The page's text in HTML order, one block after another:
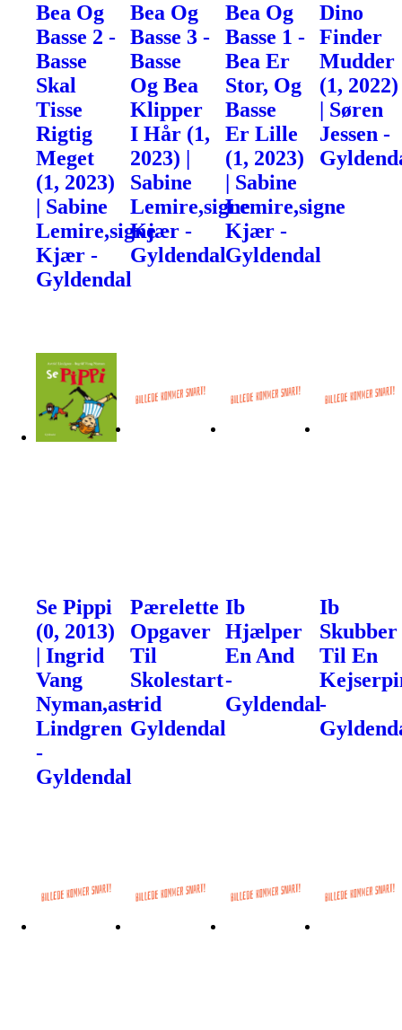
Bea Og
Basse 2 -
Basse
Skal
Tisse
Rigtig
Meget
(1, 2023)
| Sabine
Lemire,signe
Kjær -
Gyldendal
Bea Og
Basse 3 -
Basse
Og Bea
Klipper
I Hår (1,
2023) |
Sabine
Lemire,signe
Kjær -
Gyldendal
Bea Og
Basse 1 -
Bea Er
Stor, Og
Basse
Er Lille
(1, 2023)
| Sabine
Lemire,signe
Kjær -
Gyldendal
Dino
Finder
Mudder
(1, 2022)
| Søren
Jessen -
Se Pippi
(0, 2013)
| Ingrid
Vang
Nyman,astrid
Lindgren
-
Gyldendal
Pærelette
Opgaver
Til
Skolestart
-
Gyldendal
Ib
Hjælper
En And
-
Gyldendal
Ib
Skubber
Til En
-